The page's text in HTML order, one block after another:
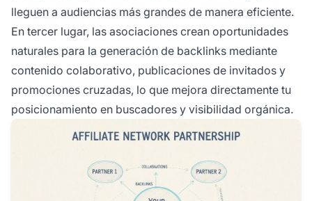
lleguen a audiencias más grandes de manera eficiente.
En tercer lugar, las asociaciones crean oportunidades
naturales para la generación de backlinks mediante
contenido colaborativo, publicaciones de invitados y
promociones cruzadas, lo que mejora directamente tu
posicionamiento en buscadores y visibilidad orgánica.